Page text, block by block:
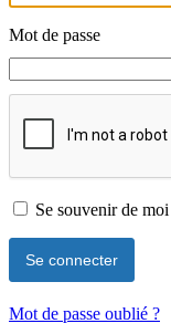
Mot de passe
Se souvenir de moi
Mot de passe oublié ?